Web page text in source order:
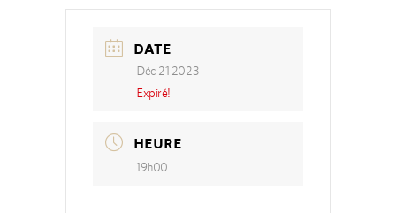
DATE
Déc 21 2023
Expiré!
HEURE
19h00